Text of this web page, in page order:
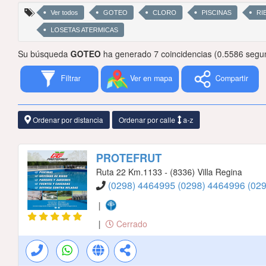
Ver todos GOTEO CLORO PISCINAS
LOSETAS ATERMICAS
Su búsqueda GOTEO ha generado 7 coincidencias (0.5586
Filtrar Ver en mapa Compartir
Ordenar por distancia Ordenar por calle a-z
PROTEFRUT
Ruta 22 Km.1133 - (8336) Villa Regina
(0298) 4464995 (0298) 4464996
|
|
Cerrado